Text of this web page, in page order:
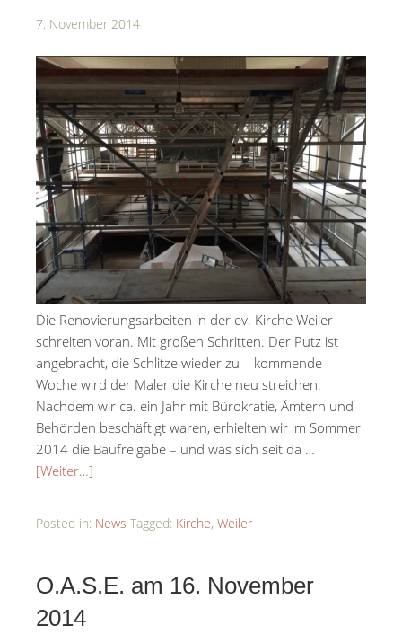
7. November 2014
Die Renovierungsarbeiten in der ev. Kirche Weiler
schreiten voran. Mit großen Schritten. Der Putz ist
angebracht, die Schlitze wieder zu – kommende
Woche wird der Maler die Kirche neu streichen.
Nachdem wir ca. ein Jahr mit Bürokratie, Ämtern und
Behörden beschäftigt waren, erhielten wir im Sommer
2014 die Baufreigabe – und was sich seit da …
[Weiter…]
Posted in: News Tagged: Kirche, Weiler
O.A.S.E. am 16. November
2014